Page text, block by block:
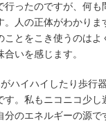
ったのですが、何
人の正体がわかり
とをこき使うのは
いを感じます。
ハイハイしたり歩行
。私もニコニコ少し
のエネルギーの源